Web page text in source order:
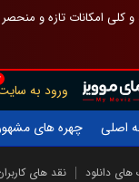
و کلی امکانات تازه و
ورود به
اصلی
چهره های
های دانلود نقد های